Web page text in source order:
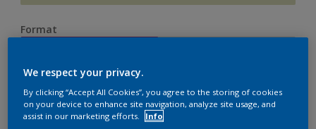
Format
Quantité Calculateur de peinture
We respect your privacy.
By clicking “Accept All Cookies”, you agree to the storing of cookies
on your device to enhance site navigation, analyze site usage, and
assist in our marketing efforts.
Info